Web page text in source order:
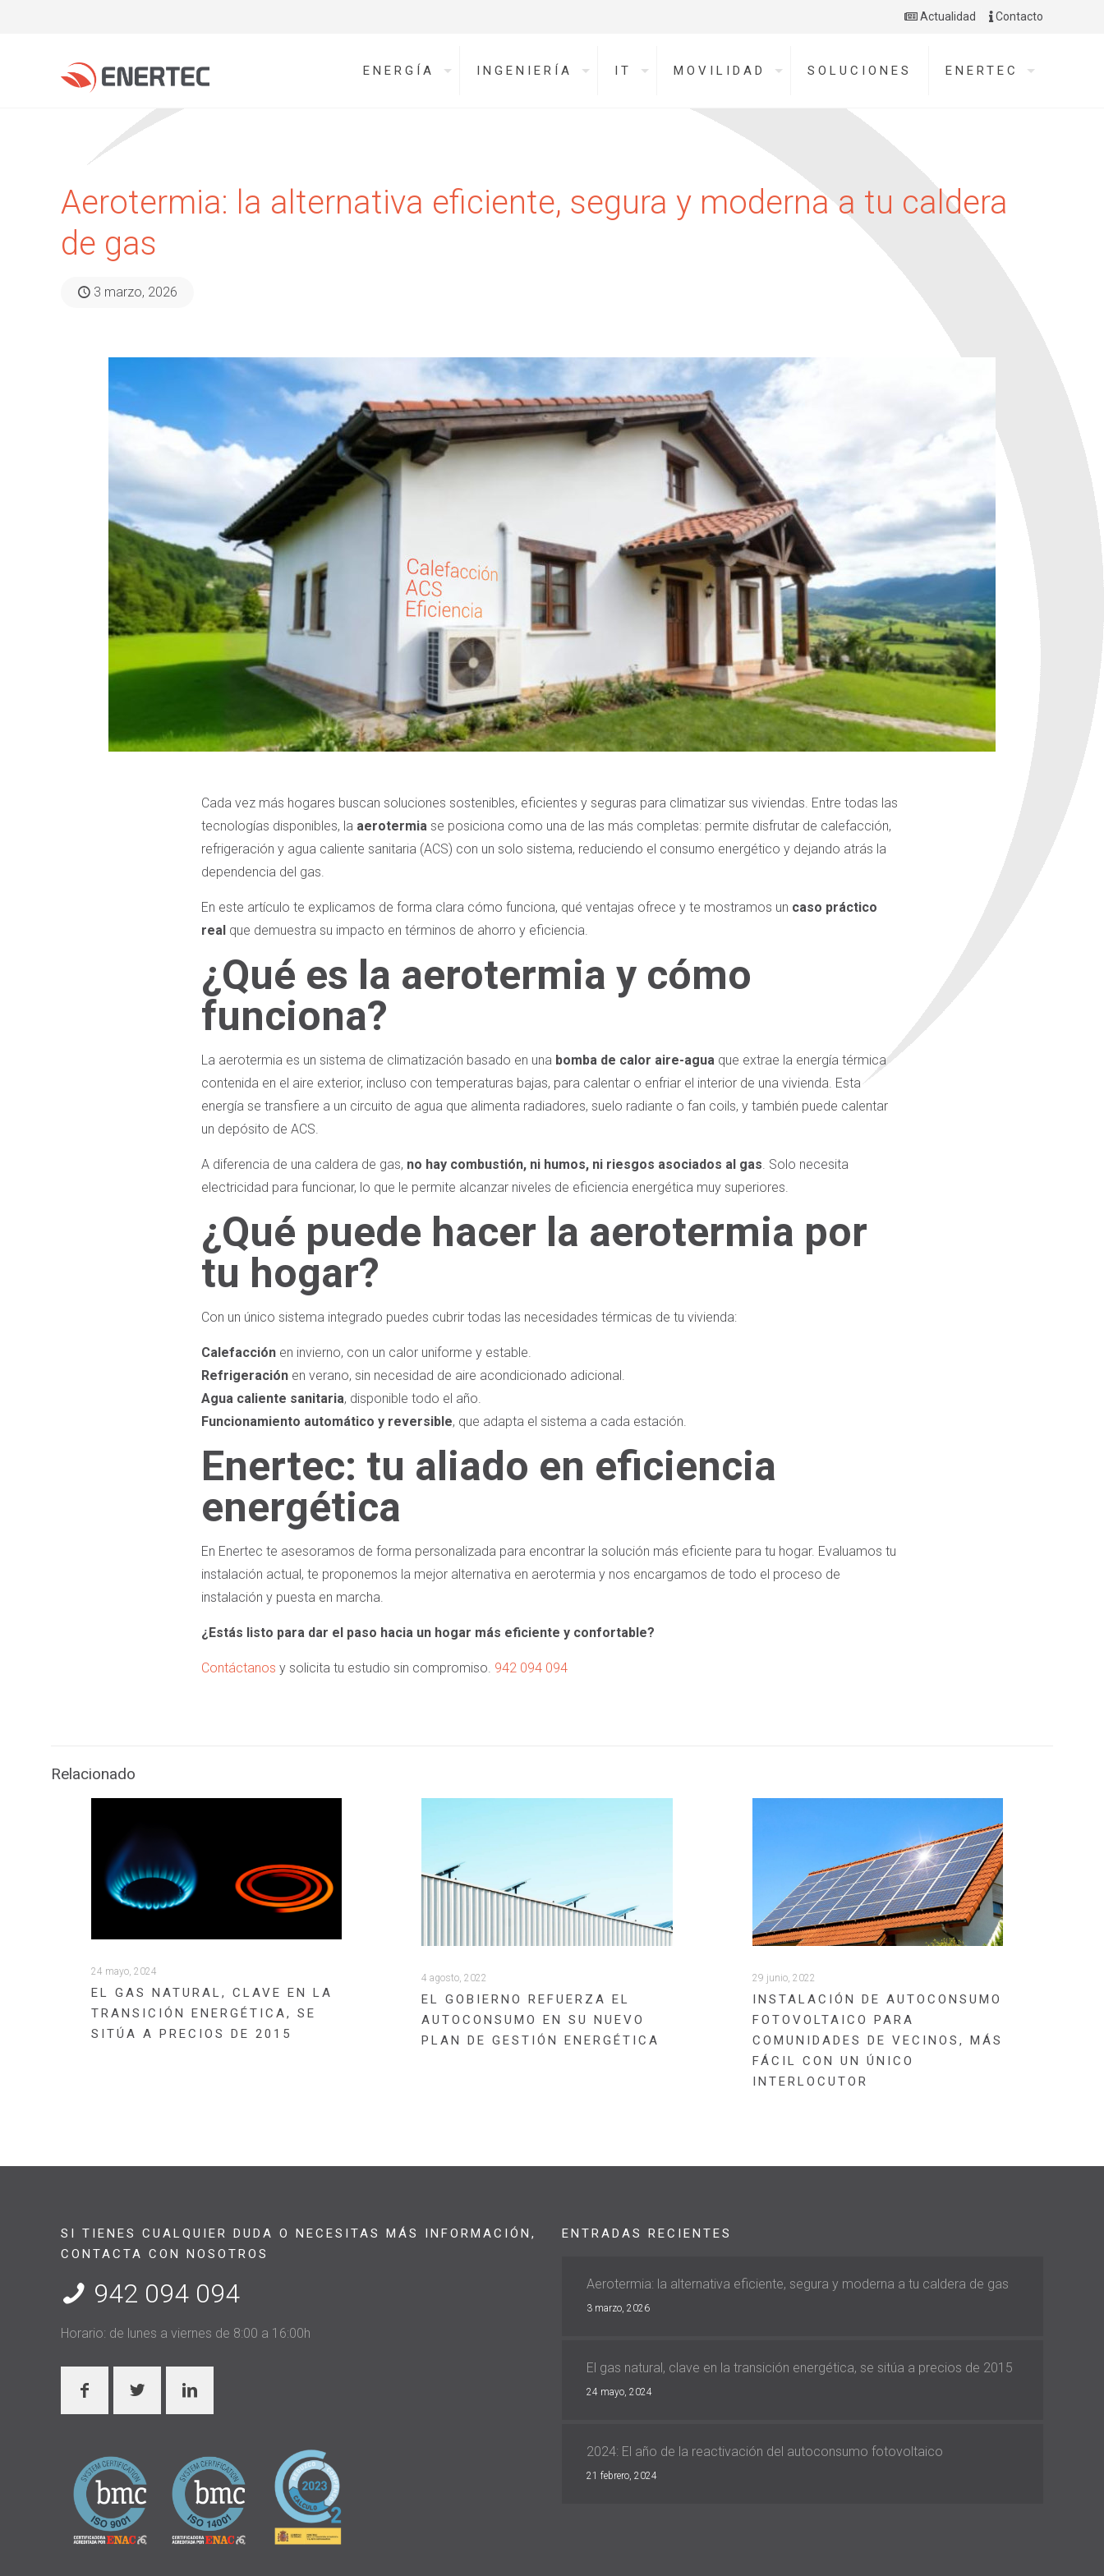
Actualidad Contacto
ENERGÍA INGENIERÍA IT MOVILIDAD SOLUCIONES ENERTEC
Aerotermia: la alternativa eficiente, segura y moderna a tu caldera
de gas
3 marzo, 2026
Cada vez más hogares buscan soluciones sostenibles, eficientes y seguras para climatizar sus viviendas. Entre todas las
tecnologías disponibles, la aerotermia se posiciona como una de las más completas: permite disfrutar de calefacción,
refrigeración y agua caliente sanitaria (ACS) con un solo sistema, reduciendo el consumo energético y dejando atrás la
dependencia del gas.
En este artículo te explicamos de forma clara cómo funciona, qué ventajas ofrece y te mostramos un caso práctico
real que demuestra su impacto en términos de ahorro y eficiencia.
¿Qué es la aerotermia y cómo
funciona?
La aerotermia es un sistema de climatización basado en una bomba de calor aire-agua que extrae la energía térmica
contenida en el aire exterior, incluso con temperaturas bajas, para calentar o enfriar el interior de una vivienda. Esta
energía se transfiere a un circuito de agua que alimenta radiadores, suelo radiante o fan coils, y también puede calentar
un depósito de ACS.
A diferencia de una caldera de gas, no hay combustión, ni humos, ni riesgos asociados al gas. Solo necesita
electricidad para funcionar, lo que le permite alcanzar niveles de eficiencia energética muy superiores.
¿Qué puede hacer la aerotermia por
tu hogar?
Con un único sistema integrado puedes cubrir todas las necesidades térmicas de tu vivienda:
Calefacción en invierno, con un calor uniforme y estable.
Refrigeración en verano, sin necesidad de aire acondicionado adicional.
Agua caliente sanitaria, disponible todo el año.
Funcionamiento automático y reversible, que adapta el sistema a cada estación.
Enertec: tu aliado en eficiencia
energética
En Enertec te asesoramos de forma personalizada para encontrar la solución más eficiente para tu hogar. Evaluamos tu
instalación actual, te proponemos la mejor alternativa en aerotermia y nos encargamos de todo el proceso de
instalación y puesta en marcha.
¿Estás listo para dar el paso hacia un hogar más eficiente y confortable?
Contáctanos y solicita tu estudio sin compromiso. 942 094 094
Relacionado
24 mayo, 2024
EL GAS NATURAL, CLAVE EN LA
TRANSICIÓN ENERGÉTICA, SE
SITÚA A PRECIOS DE 2015
4 agosto, 2022
EL GOBIERNO REFUERZA EL
AUTOCONSUMO EN SU NUEVO
PLAN DE GESTIÓN ENERGÉTICA
29 junio, 2022
INSTALACIÓN DE AUTOCONSUMO
FOTOVOLTAICO PARA
COMUNIDADES DE VECINOS, MÁS
FÁCIL CON UN ÚNICO
INTERLOCUTOR
SI TIENES CUALQUIER DUDA O NECESITAS MÁS INFORMACIÓN,
CONTACTA CON NOSOTROS
942 094 094
Horario: de lunes a viernes de 8:00 a 16:00h
ENTRADAS RECIENTES
Aerotermia: la alternativa eficiente, segura y moderna a tu caldera de gas
3 marzo, 2026
El gas natural, clave en la transición energética, se sitúa a precios de 2015
24 mayo, 2024
2024: El año de la reactivación del autoconsumo fotovoltaico
21 febrero, 2024